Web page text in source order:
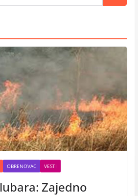
OBRENOVAC VESTI
Zajedno